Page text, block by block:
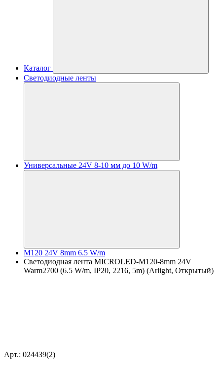
Каталог
Светодиодные ленты
Универсальные 24V 8-10 мм до 10 W/m
M120 24V 8mm 6.5 W/m
Светодиодная лента MICROLED-M120-8mm 24V
Warm2700 (6.5 W/m, IP20, 2216, 5m) (Arlight, Открытый)
Арт.: 024439(2)